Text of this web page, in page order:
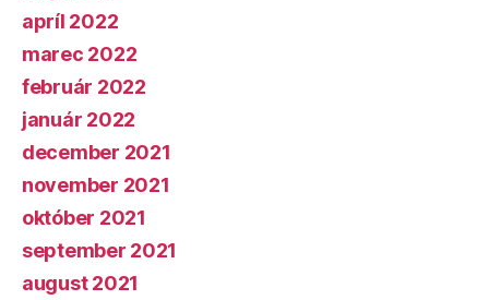
apríl 2022
marec 2022
február 2022
január 2022
december 2021
november 2021
október 2021
september 2021
august 2021